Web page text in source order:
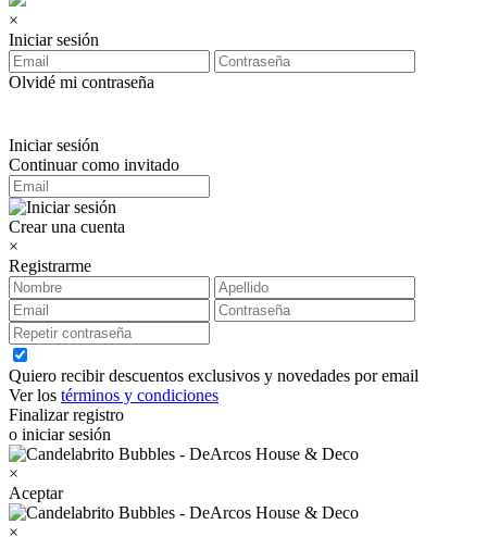
×
Iniciar sesión
Olvidé mi contraseña
Iniciar sesión
Continuar como invitado
Crear una cuenta
×
Registrarme
Quiero recibir descuentos exclusivos y novedades por email
Ver los términos y condiciones
Finalizar registro
o iniciar sesión
×
Aceptar
×